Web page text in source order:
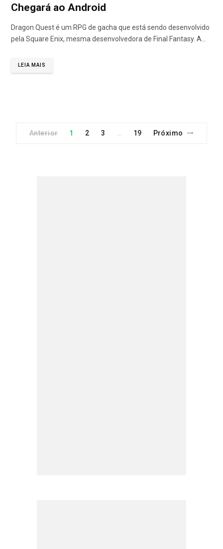
Chegará ao Android
Dragon Quest é um RPG de gacha que está sendo desenvolvido
pela Square Enix, mesma desenvolvedora de Final Fantasy. A…
LEIA MAIS
Anterior 1 2 3 … 19 Próximo